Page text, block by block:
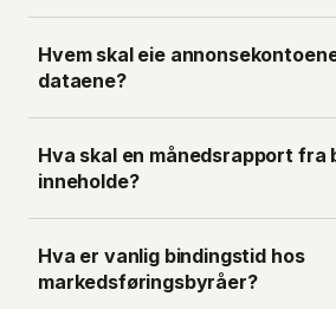
Hvem skal eie
dataene?
Hva skal en månedsrapport fra
inneholde?
Hva er vanlig bindingstid hos
markedsføringsbyråer?